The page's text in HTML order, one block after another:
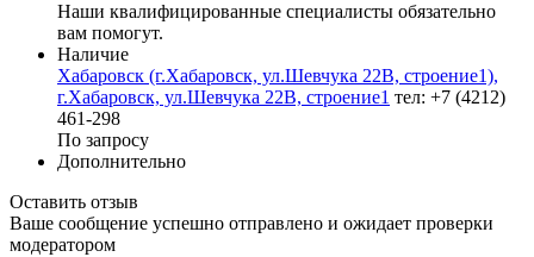
Наши квалифицированные специалисты обязательно
вам помогут.
Наличие
Хабаровск (г.Хабаровск, ул.Шевчука 22В, строение1),
г.Хабаровск, ул.Шевчука 22В, строение1 тел: +7 (4212)
461-298
По запросу
Дополнительно
Оставить отзыв
Ваше сообщение успешно отправлено и ожидает проверки
модератором